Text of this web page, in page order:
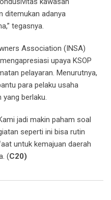
ditemukan adanya
tegasnya.
Association (INSA)
upaya KSOP
pelayaran. Menurutnya,
para pelaku usaha
berlaku.
jadi makin paham soal
seperti ini bisa rutin
untuk kemajuan daerah
(C20)